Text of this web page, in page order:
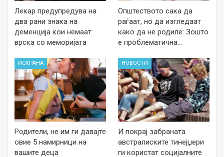
Лекар предупредува на
два рани знака на
деменција кои немаат
врска со меморијата
Општеството сака да
раѓаат, но да изгледаат
како да не родиле: Зошто
е проблематична…
ИСХРАНА
Родители, не им ги давајте
овие 5 намирници на
вашите деца
НОВОСТИ
И покрај забраната
австралиските тинејџери
ги користат социјалните